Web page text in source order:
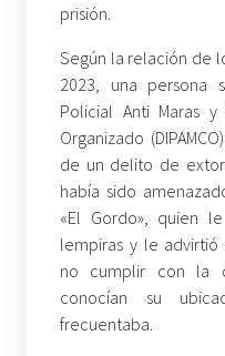
prisión.
Según la relación de
2023, una persona
Policial Anti Maras
Organizado
de un delito de
había sido
«El Gordo», quien
lempiras y le advirtió
no cumplir con la
conocían su
frecuentaba.